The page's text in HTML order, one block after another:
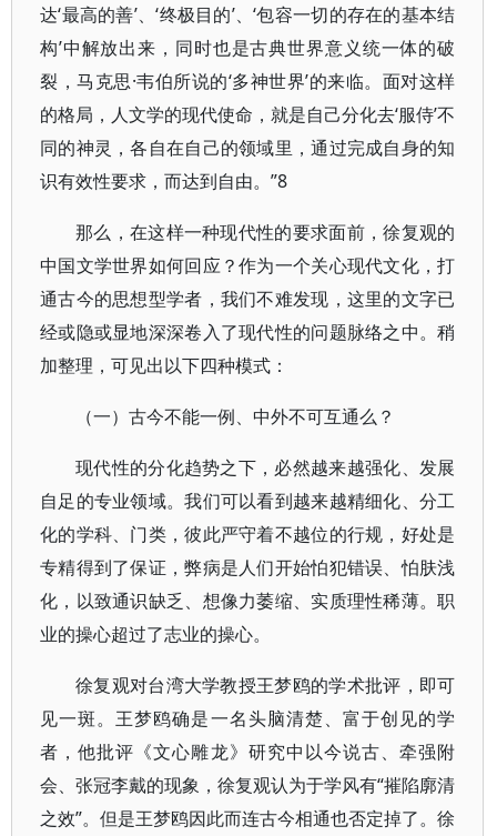
达‘最高的善’、‘终极目的’、‘包容一切的存在的基本结
构’中解放出来，同时也是古典世界意义统一体的破
裂，马克思·韦伯所说的‘多神世界’的来临。面对这样
的格局，人文学的现代使命，就是自己分化去‘服侍’不
同的神灵，各自在自己的领域里，通过完成自身的知
识有效性要求，而达到自由。”8
那么，在这样一种现代性的要求面前，徐复观的
中国文学世界如何回应？作为一个关心现代文化，打
通古今的思想型学者，我们不难发现，这里的文字已
经或隐或显地深深卷入了现代性的问题脉络之中。稍
加整理，可见出以下四种模式：
（一）古今不能一例、中外不可互通么？
现代性的分化趋势之下，必然越来越强化、发展
自足的专业领域。我们可以看到越来越精细化、分工
化的学科、门类，彼此严守着不越位的行规，好处是
专精得到了保证，弊病是人们开始怕犯错误、怕肤浅
化，以致通识缺乏、想像力萎缩、实质理性稀薄。职
业的操心超过了志业的操心。
徐复观对台湾大学教授王梦鸥的学术批评，即可
见一斑。王梦鸥确是一名头脑清楚、富于创见的学
者，他批评《文心雕龙》研究中以今说古、牵强附
会、张冠李戴的现象，徐复观认为于学风有“摧陷廓清
之效”。但是王梦鸥因此而连古今相通也否定掉了。徐